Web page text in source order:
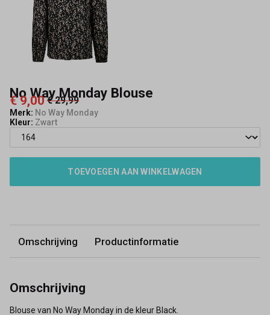
No Way Monday Blouse
€ 9,00 € 29,99
Merk: No Way Monday
Kleur: Zwart
TOEVOEGEN AAN WINKELWAGEN
Omschrijving Productinformatie
Omschrijving
Blouse van No Way Monday in de kleur Black.